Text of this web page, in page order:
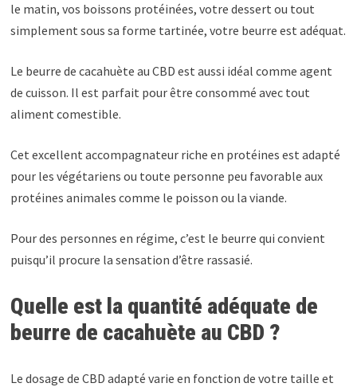
le matin, vos boissons protéinées, votre dessert ou tout
simplement sous sa forme tartinée, votre beurre est adéquat.
Le beurre de cacahuète au CBD est aussi idéal comme agent
de cuisson. Il est parfait pour être consommé avec tout
aliment comestible.
Cet excellent accompagnateur riche en protéines est adapté
pour les végétariens ou toute personne peu favorable aux
protéines animales comme le poisson ou la viande.
Pour des personnes en régime, c’est le beurre qui convient
puisqu’il procure la sensation d’être rassasié.
Quelle est la quantité adéquate de
beurre de cacahuète au CBD ?
Le dosage de CBD adapté varie en fonction de votre taille et